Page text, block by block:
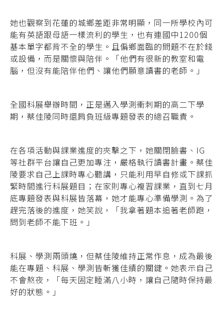
她也觀察到花蓮的城鄉差距非常明顯，同一所學校內可
能有英語跟母語一樣流利的學生，也有連國中1200個
基本單字都背不全的學生。且偏鄉面臨的問題不在於錢
或設備，而是關懷與陪伴。「他們有很新的教室和電
腦，但沒有能陪伴他們、讓他們願意讀書的老師。」
全國科展舉辦時間，正是邁入學測衝刺期的高二下學
期，蔡佳陵同時還肩負班級專題發表的總召職責。
在各項活動與課業進度的夾擊之下，她關閉臉書、IG
等社群平台讓自己更加專注，嚴格執行讀書計畫。蔡佳
陵要求自己上課時專心聽講，只能利用早自修或下課抓
緊時間進行科展題目；在家則專心複習課業，直到七月
底專題發表與科展皆落幕，她才能專心準備學測。為了
趕完落後的進度，她笑說，「我拿著題本追著老師跑，
問到老師不能下班。」
科展、學測兩頭燒，但蔡佳陵維持正常作息，成為最後
能在專題、科展、學測皆斬獲佳績的關鍵。她表示自己
不會熬夜，「每天固定睡滿八小時，讓自己隨時保持最
好的狀態。」